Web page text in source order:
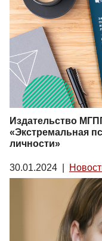
Издательство
«Экстремальная
личности»
30.01.2024